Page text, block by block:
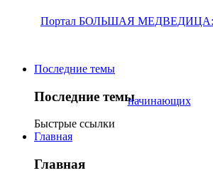
Последние темы
Последние темы
Быстрые ссылки
Главная
Главная